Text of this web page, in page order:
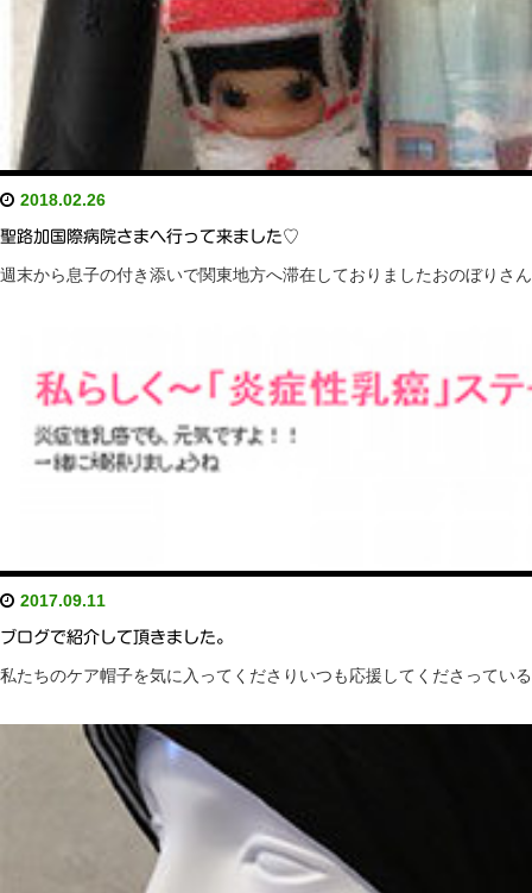
2018.02.26
聖路加国際病院さまへ行って来ました♡
週末から息子の付き添いで関東地方へ滞在しておりましたおのぼりさ
2017.09.11
ブログで紹介して頂きました。
私たちのケア帽子を気に入ってくださりいつも応援してくださってい